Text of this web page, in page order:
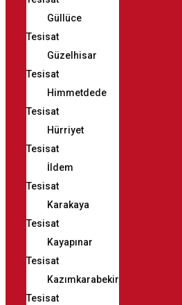
Güllüce
Tesisat
Güzelhisar
Tesisat
Himmetdede
Tesisat
Hürriyet
Tesisat
İldem
Tesisat
Karakaya
Tesisat
Kayapınar
Tesisat
Kazımkarabekir
Tesisat